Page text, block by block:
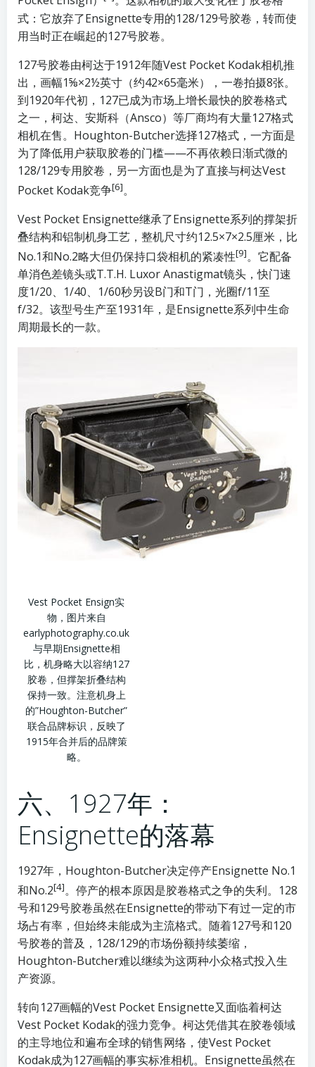
式：它放弃了Ensignette专用的128/129号胶卷，转而使
用当时正在崛起的127号胶卷。
127号胶卷由柯达于1912年随Vest Pocket Kodak相机推
出，画幅1⅝×2½英寸（约42×65毫米），一卷拍摄8张。
到1920年代初，127已成为市场上增长最快的胶卷格式
之一，柯达、安斯科（Ansco）等厂商均有大量127格式
相机在售。Houghton-Butcher选择127格式，一方面是
为了降低用户获取胶卷的门槛——不再依赖日渐式微的
128/129专用胶卷，另一方面也是为了直接与柯达Vest
Pocket Kodak竞争[6]。
Vest Pocket Ensignette继承了Ensignette系列的撑架折
叠结构和铝制机身工艺，整机尺寸约12.5×7×2.5厘米，比
No.1和No.2略大但仍保持口袋相机的紧凑性[9]。它配备
单消色差镜头或T.T.H. Luxor Anastigmat镜头，快门速
度1/20、1/40、1/60秒另设B门和T门，光圈f/11至
f/32。该型号生产至1931年，是Ensignette系列中生命
周期最长的一款。
Vest Pocket Ensign实
物，图片来自
earlyphotography.co.uk
与早期Ensignette相
比，机身略大以容纳127
胶卷，但撑架折叠结构
保持一致。注意机身上
的”Houghton-Butcher”
联合品牌标识，反映了
1915年合并后的品牌策
略。
六、1927年：
Ensignette的落幕
1927年，Houghton-Butcher决定停产Ensignette No.1
和No.2[4]。停产的根本原因是胶卷格式之争的失利。128
号和129号胶卷虽然在Ensignette的带动下有过一定的市
场占有率，但始终未能成为主流格式。随着127号和120
号胶卷的普及，128/129的市场份额持续萎缩，
Houghton-Butcher难以继续为这两种小众格式投入生
产资源。
转向127画幅的Vest Pocket Ensignette又面临着柯达
Vest Pocket Kodak的强力竞争。柯达凭借其在胶卷领域
的主导地位和遍布全球的销售网络，使Vest Pocket
Kodak成为127画幅的事实标准相机。Ensignette虽然在